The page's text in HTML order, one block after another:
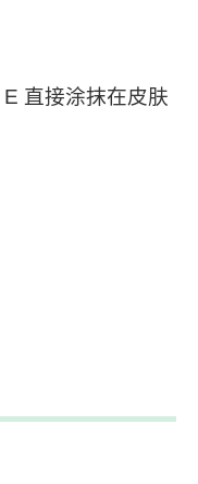
直接涂抹在皮肤